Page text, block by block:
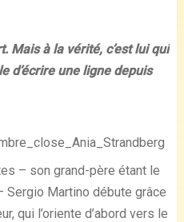
Mais à la vérité, c’est lui qui
d’écrire une ligne depuis
– son grand-père étant le
Sergio Martino débute grâce
qui l’oriente d’abord vers le